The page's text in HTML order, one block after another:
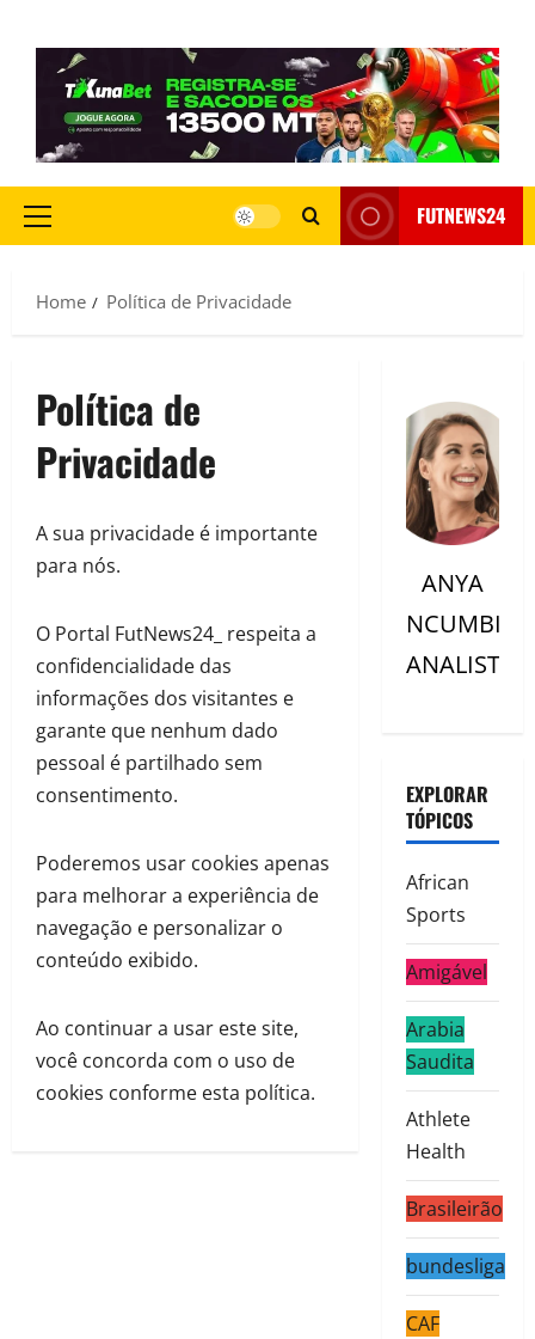
FUTNEWS24
Home Política de Privacidade
Política de
Privacidade
A sua privacidade é importante
para nós.
O Portal FutNews24_ respeita a
confidencialidade das
informações dos visitantes e
garante que nenhum dado
pessoal é partilhado sem
consentimento.
Poderemos usar cookies apenas
para melhorar a experiência de
navegação e personalizar o
conteúdo exibido.
Ao continuar a usar este site,
você concorda com o uso de
cookies conforme esta política.
ANYA
NCUMBI
ANALISTC
EXPLORAR
TÓPICOS
African
Sports
Amigável
Arabia
Saudita
Athlete
Health
Brasileirão
bundesliga
CAF